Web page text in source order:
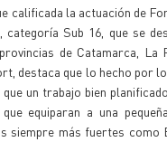
calificada la actuación de
categoría Sub 16, que se
de Catamarca, La
destaca que lo hecho por
un trabajo bien
equiparan a una
siempre más fuertes como